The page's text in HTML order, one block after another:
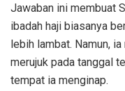
Jawaban ini membuat
ibadah haji biasanya
lebih lambat. Namun,
merujuk pada tanggal
tempat ia menginap.